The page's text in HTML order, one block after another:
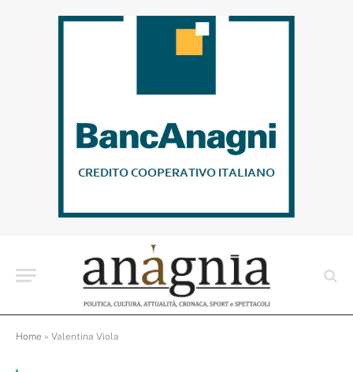
Home » Valentina Viola